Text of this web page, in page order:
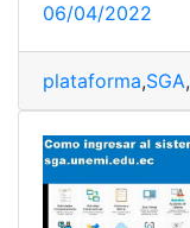
06/04/2022
plataforma,SGA,